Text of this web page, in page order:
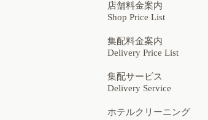
店舗料金案内
Shop Price List
集配料金案内
Delivery Price List
集配サービス
Delivery Service
ホテルクリーニング